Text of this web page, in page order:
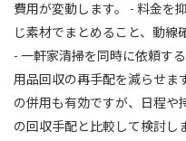
費用が変動します。 - 料金を
じ素材でまとめること、動線
- 一軒家清掃を同時に依頼す
用品回収の再手配を減らせま
の併用も有効ですが、日程や
の回収手配と比較して検討し